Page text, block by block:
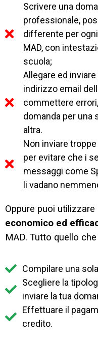
Scrivere una
professionale,
differente per
MAD, con
scuola;
Allegare ed
indirizzo email
commettere
domanda per una
altra.
Non inviare
per evitare che i
messaggi come
li vadano
Oppure puoi
economico ed
MAD. Tutto quello
Compilare una
Scegliere la
inviare la tua
Effettuare il
credito.